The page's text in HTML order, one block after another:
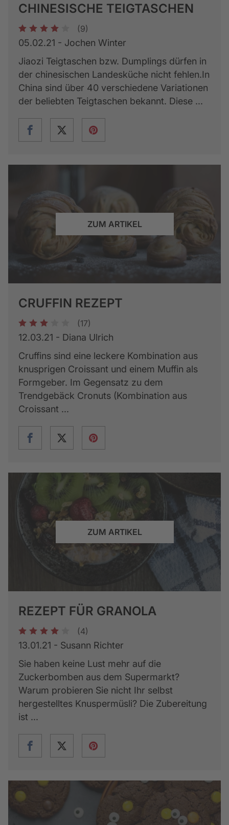
CHINESISCHE TEIGTASCHEN
1 2 3 4 (9)
05.02.21 - Jochen Winter
Jiaozi Teigtaschen bzw. Dumplings dürfen in
der chinesischen Landesküche nicht fehlen.In
China sind über 40 verschiedene Variationen
der beliebten Teigtaschen bekannt. Diese ...
ZUM ARTIKEL
CRUFFIN REZEPT
1 2 3 (17)
12.03.21 - Diana Ulrich
Cruffins sind eine leckere Kombination aus
knusprigen Croissant und einem Muffin als
Formgeber. Im Gegensatz zu dem
Trendgebäck Cronuts (Kombination aus
Croissant ...
ZUM ARTIKEL
REZEPT FÜR GRANOLA
1 2 3 4 (4)
13.01.21 - Susann Richter
Sie haben keine Lust mehr auf die
Zuckerbomben aus dem Supermarkt?
Warum probieren Sie nicht Ihr selbst
hergestelltes Knuspermüsli? Die Zubereitung
ist ...